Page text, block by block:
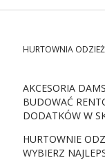
HURTOWNIA
AKCESORIA
BUDOWAĆ
DODATKÓW W
HURTOWNIE
WYBIERZ